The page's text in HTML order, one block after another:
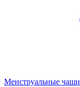
Менструальные чаши